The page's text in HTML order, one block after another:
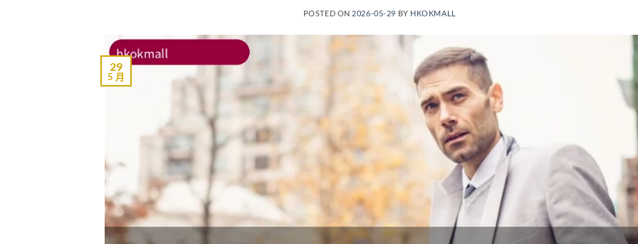
POSTED ON 2026-05-29 BY HKOKMALL
29
5 月